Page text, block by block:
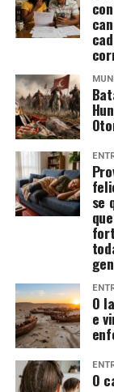
se
O
e
O